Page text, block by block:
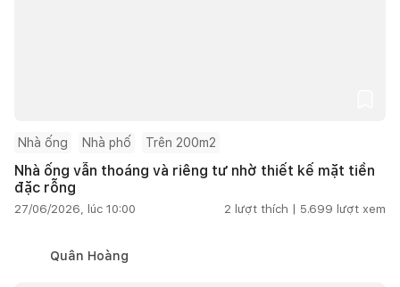
Nhà ống Nhà phố Trên 200m2
Nhà ống vẫn thoáng và riêng tư nhờ thiết kế mặt tiền
đặc rỗng
27/06/2026, lúc 10:00 2 lượt thích | 5.699 lượt xem
Quân Hoàng